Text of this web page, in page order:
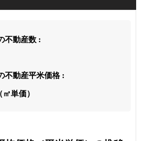
不動産数 :
不動産平米価格 :
㎡単価）